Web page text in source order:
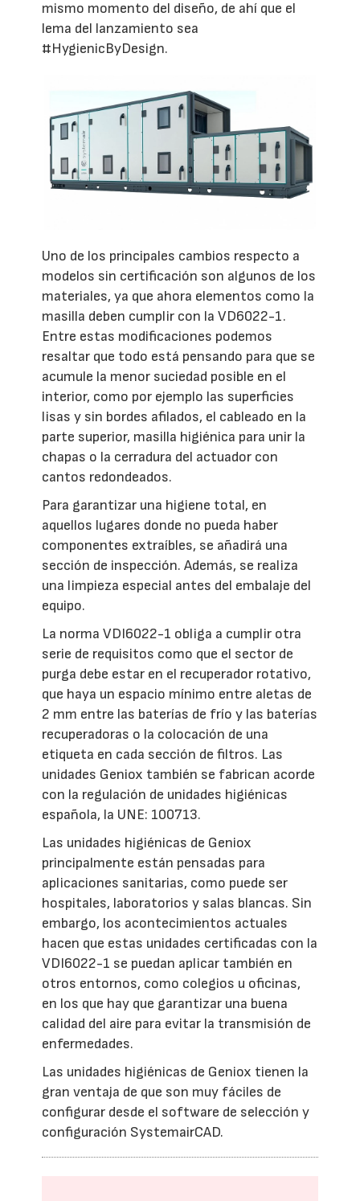
mismo momento del diseño, de ahí que el
lema del lanzamiento sea
#HygienicByDesign.
Uno de los principales cambios respecto a
modelos sin certificación son algunos de los
materiales, ya que ahora elementos como la
masilla deben cumplir con la VD6022-1.
Entre estas modificaciones podemos
resaltar que todo está pensando para que se
acumule la menor suciedad posible en el
interior, como por ejemplo las superficies
lisas y sin bordes afilados, el cableado en la
parte superior, masilla higiénica para unir la
chapas o la cerradura del actuador con
cantos redondeados.
Para garantizar una higiene total, en
aquellos lugares donde no pueda haber
componentes extraíbles, se añadirá una
sección de inspección. Además, se realiza
una limpieza especial antes del embalaje del
equipo.
La norma VDI6022-1 obliga a cumplir otra
serie de requisitos como que el sector de
purga debe estar en el recuperador rotativo,
que haya un espacio mínimo entre aletas de
2 mm entre las baterías de frío y las baterías
recuperadoras o la colocación de una
etiqueta en cada sección de filtros. Las
unidades Geniox también se fabrican acorde
con la regulación de unidades higiénicas
española, la UNE: 100713.
Las unidades higiénicas de Geniox
principalmente están pensadas para
aplicaciones sanitarias, como puede ser
hospitales, laboratorios y salas blancas. Sin
embargo, los acontecimientos actuales
hacen que estas unidades certificadas con la
VDI6022-1 se puedan aplicar también en
otros entornos, como colegios u oficinas,
en los que hay que garantizar una buena
calidad del aire para evitar la transmisión de
enfermedades.
Las unidades higiénicas de Geniox tienen la
gran ventaja de que son muy fáciles de
configurar desde el software de selección y
configuración SystemairCAD.